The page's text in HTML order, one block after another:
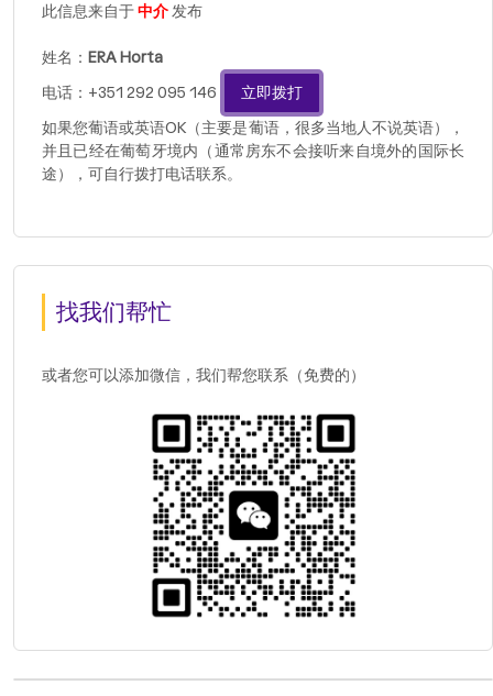
此信息来自于中介发布
姓名： ERA Horta
电话：+351 292 095 146
立即拨打
如果您葡语或英语OK（主要是葡语，很多当地人不说英语），
并且已经在葡萄牙境内（通常房东不会接听来自境外的国际长
途），可自行拨打电话联系。
找我们帮忙
或者您可以添加微信，我们帮您联系（免费的）